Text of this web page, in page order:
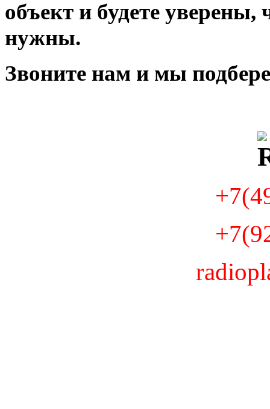
объект и будете
нужны.
Звоните нам и мы